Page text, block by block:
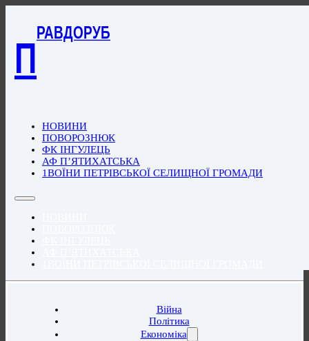
П
РАВДОРУБ
НОВИНИ
ПОВОРОЗНЮК
ФК ІНГУЛЕЦЬ
АФ П’ЯТИХАТСЬКА
1ВОЇНИ ПЕТРІВСЬКОЇ СЕЛИЩНОЇ ГРОМАДИ
Війна
Політика
Економіка